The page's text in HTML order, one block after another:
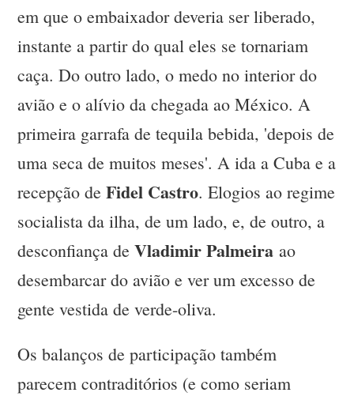
em que o embaixador deveria ser liberado,
instante a partir do qual eles se tornariam
caça. Do outro lado, o medo no interior do
avião e o alívio da chegada ao México. A
primeira garrafa de tequila bebida, 'depois de
uma seca de muitos meses'. A ida a Cuba e a
recepção deFidel Castro. Elogios ao regime
socialista da ilha, de um lado, e, de outro, a
desconfiança deVladimir Palmeira ao
desembarcar do avião e ver um excesso de
gente vestida de verde-oliva.
Os balanços de participação também
parecem contraditórios (e como seriam